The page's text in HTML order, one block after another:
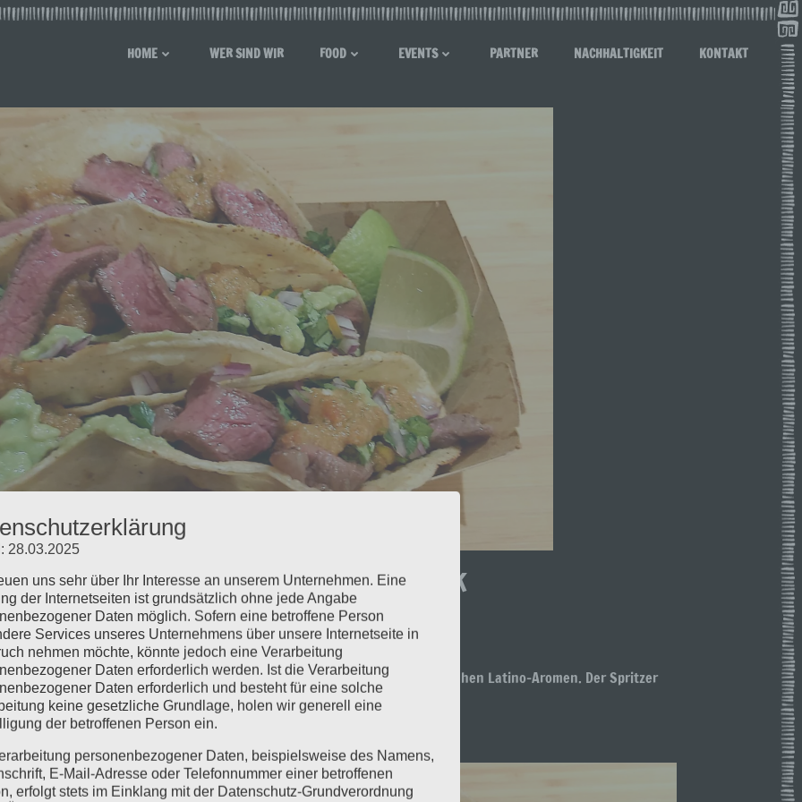
HOME WER SIND WIR FOOD EVENTS PARTNER NACHHALTIGKEIT KONTAKT
Asade: Taco mit Rindersteak
bepackt. Salsa Cruda, Salsa Verde und Guacamole versprühen Latino-Aromen. Der Spritzer
28.03.2025
uns sehr über Ihr Interesse an unserem Unternehmen. Eine
der Internetseiten ist grundsätzlich ohne jede Angabe
Daten möglich. Sofern eine betroffene Person
Services unseres Unternehmens über unsere Internetseite in
nehmen möchte, könnte jedoch eine Verarbeitung
Daten erforderlich werden. Ist die Verarbeitung
Daten erforderlich und besteht für eine solche
keine gesetzliche Grundlage, holen wir generell eine
der betroffenen Person ein.
personenbezogener Daten, beispielsweise des Namens,
E-Mail-Adresse oder Telefonnummer einer betroffenen
erfolgt stets im Einklang mit der Datenschutz-Grundverordnung